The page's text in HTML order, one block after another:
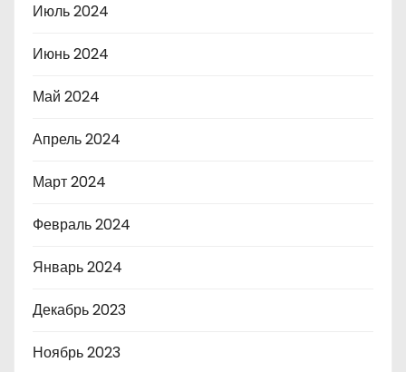
Июль 2024
Июнь 2024
Май 2024
Апрель 2024
Март 2024
Февраль 2024
Январь 2024
Декабрь 2023
Ноябрь 2023